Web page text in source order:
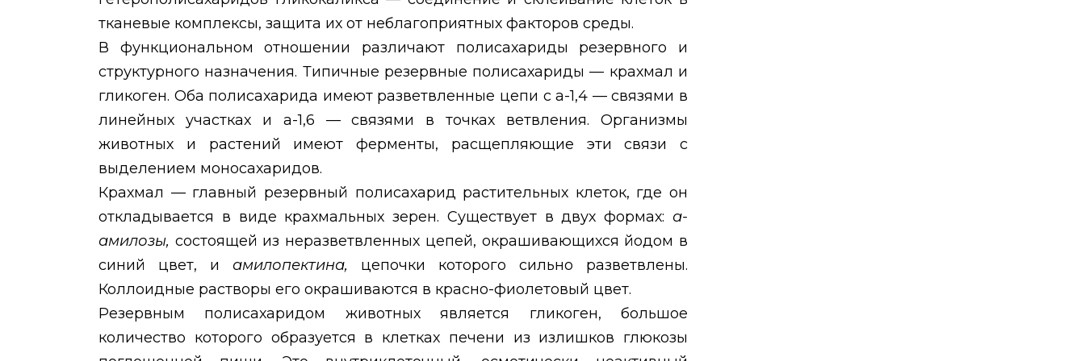
тканевые комплексы, защита их от неблагоприятных факторов среды.
В функциональном отношении различают полисахариды резервного и
структурного назначения. Типичные резервные полисахариды — крахмал и
гликоген. Оба полисахарида имеют разветвленные цепи с а-1,4 — связями в
линейных участках и а-1,6 — связями в точках ветвления. Организмы
животных и растений имеют ферменты, расщепляющие эти связи с
выделением моносахаридов.
Крахмал — главный резервный полисахарид растительных клеток, где он
откладывается в виде крахмальных зерен. Существует в двух формах: а-
амилозы, состоящей из неразветвленных цепей, окрашивающихся йодом в
синий цвет, и амилопектина, цепочки которого сильно разветвлены.
Коллоидные растворы его окрашиваются в красно-фиолетовый цвет.
Резервным полисахаридом животных является гликоген, большое
количество которого образуется в клетках печени из излишков глюкозы